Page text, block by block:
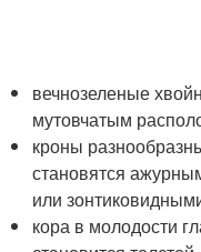
вечнозеленые
мутовчатым
кроны
становятся
или
кора в молодости